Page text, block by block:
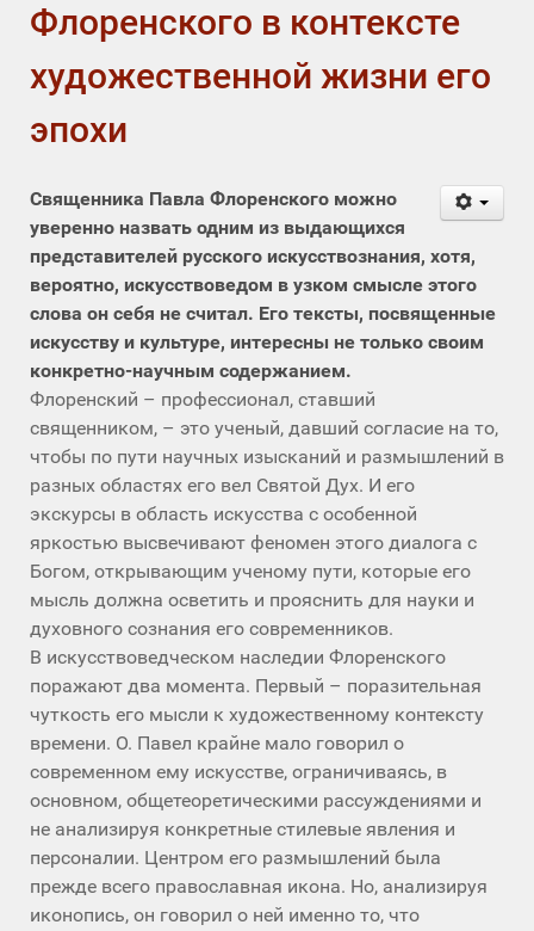
Флоренского в контексте
художественной жизни его
эпохи
Священника Павла Флоренского можно
уверенно назвать одним из выдающихся
представителей русского искусствознания, хотя,
вероятно, искусствоведом в узком смысле этого
слова он себя не считал. Его тексты, посвященные
искусству и культуре, интересны не только своим
конкретно-научным содержанием.
Флоренский – профессионал, ставший
священником, – это ученый, давший согласие на то,
чтобы по пути научных изысканий и размышлений в
разных областях его вел Святой Дух. И его
экскурсы в область искусства с особенной
яркостью высвечивают феномен этого диалога с
Богом, открывающим ученому пути, которые его
мысль должна осветить и прояснить для науки и
духовного сознания его современников.
В искусствоведческом наследии Флоренского
поражают два момента. Первый – поразительная
чуткость его мысли к художественному контексту
времени. О. Павел крайне мало говорил о
современном ему искусстве, ограничиваясь, в
основном, общетеоретическими рассуждениями и
не анализируя конкретные стилевые явления и
персоналии. Центром его размышлений была
прежде всего православная икона. Но, анализируя
иконопись, он говорил о ней именно то, что